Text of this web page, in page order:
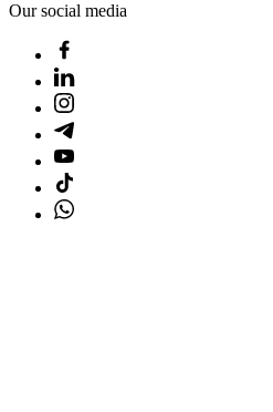
Our social media